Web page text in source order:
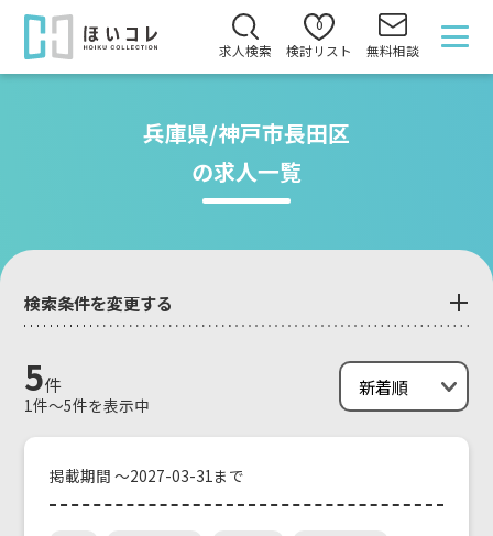
求人検索
0
検討リスト 無料相談
兵庫県/神戸市長田区
の求人一覧
検索条件を変更する
5件
1件～5件を表示中
掲載期間 ～2027-03-31まで